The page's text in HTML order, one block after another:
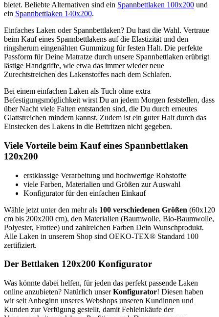
bietet. Beliebte Alternativen sind ein Spannbettlaken 100x200 und
ein Spannbettlaken 140x200.
Einfaches Laken oder Spannbettlaken? Du hast die Wahl. Vertraue
beim Kauf eines Spannbettlakens auf die Elastizität und den
ringsherum eingenähten Gummizug für festen Halt. Die perfekte
Passform für Deine Matratze durch unsere Spannbettlaken erübrigt
lästige Handgriffe, wie etwa das immer wieder neue
Zurechtstreichen des Lakenstoffes nach dem Schlafen.
Bei einem einfachen Laken als Tuch ohne extra
Befestigungsmöglichkeit wirst Du an jedem Morgen feststellen, dass
über Nacht viele Falten entstanden sind, die Du durch erneutes
Glattstreichen mindern kannst. Zudem ist ein guter Halt durch das
Einstecken des Lakens in die Bettritzen nicht gegeben.
Viele Vorteile beim Kauf eines Spannbettlaken
120x200
erstklassige Verarbeitung und hochwertige Rohstoffe
viele Farben, Materialien und Größen zur Auswahl
Konfigurator für den einfachen Einkauf
Wähle jetzt unter den mehr als 100 verschiedenen Größen (60x120
cm bis 200x200 cm), den Materialien (Baumwolle, Bio-Baumwolle,
Polyester, Frottee) und zahlreichen Farben Dein Wunschprodukt.
Alle Laken in unserem Shop sind OEKO-TEX® Standard 100
zertifiziert.
Der Bettlaken 120x200 Konfigurator
Was könnte dabei helfen, für jeden das perfekt passende Laken
online anzubieten? Natürlich unserKonfigurator! Diesen haben
wir seit Anbeginn unseres Webshops unseren Kundinnen und
Kunden zur Verfügung gestellt, damit Fehleinkäufe der